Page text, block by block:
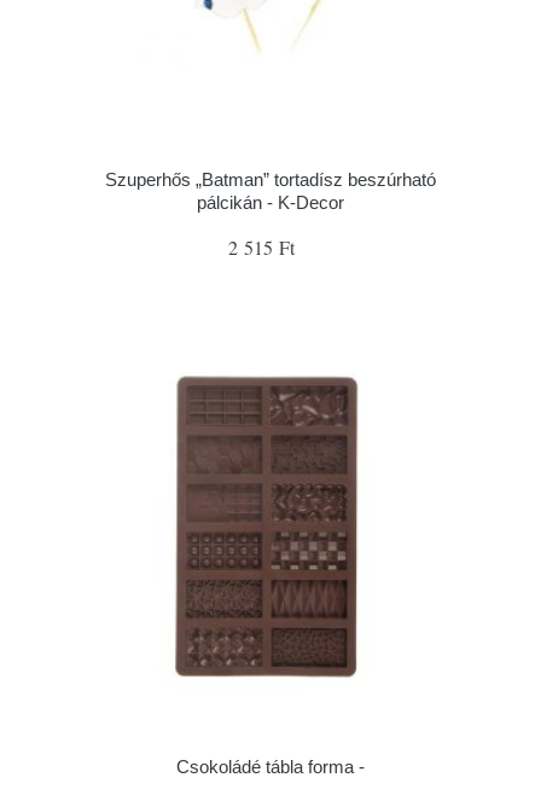
Szuperhős „Batman” tortadísz beszúrható
pálcikán - K-Decor
2 515 Ft
Csokoládé tábla forma -